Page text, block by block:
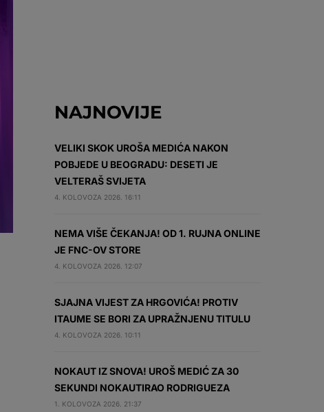
NAJNOVIJE
VELIKI SKOK UROŠA MEDIĆA NAKON
POBJEDE U BEOGRADU: DESETI JE
VELTERAŠ SVIJETA
4. KOLOVOZA 2026. 16:11
NEMA VIŠE ČEKANJA! OD 1. RUJNA ONLINE
JE FNC-OV STORE
4. KOLOVOZA 2026. 12:07
SJAJNA VIJEST ZA HRGOVIĆA! PROTIV
ITAUME SE BORI ZA UPRAŽNJENU TITULU
4. KOLOVOZA 2026. 10:11
NOKAUT IZ SNOVA! UROŠ MEDIĆ ZA 30
SEKUNDI NOKAUTIRAO RODRIGUEZA
1. KOLOVOZA 2026. 21:37